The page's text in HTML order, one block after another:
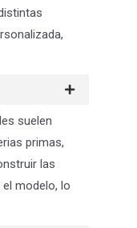
suelen
primas,
las
modelo, lo